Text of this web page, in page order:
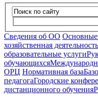
Сведения об ОО Основные
хозяйственная деятельность
образовательные услуги
обучающихся
ОРЦ Нормативная база
педагогаГородские
дистанционного обучения